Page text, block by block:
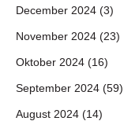
December 2024 (3)
November 2024 (23)
Oktober 2024 (16)
September 2024 (59)
August 2024 (14)